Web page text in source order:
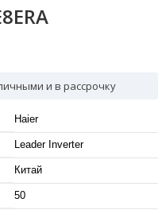
и в рассрочку
Haier
Leader Inverter
Китай
50